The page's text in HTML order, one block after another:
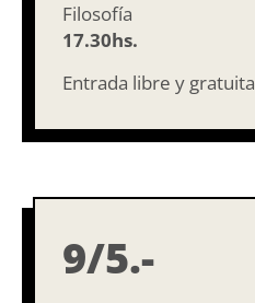
Filosofía
17.30hs.
Entrada libre y gratuita
9/5.-